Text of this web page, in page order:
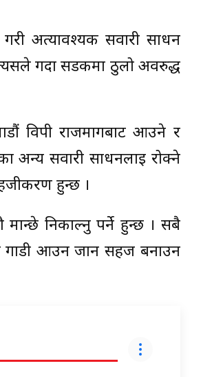
अत्यावश्यक सवारी साधन
गर्दा सडकमा ठुलो अवरुद्ध
विपी राजमार्गबाट आउने र
अन्य सवारी साधनलाई रोक्ने
हुन्छ ।
निकाल्नु पर्ने हुन्छ । सबै
गाडी आउन जान सहज बनाउन